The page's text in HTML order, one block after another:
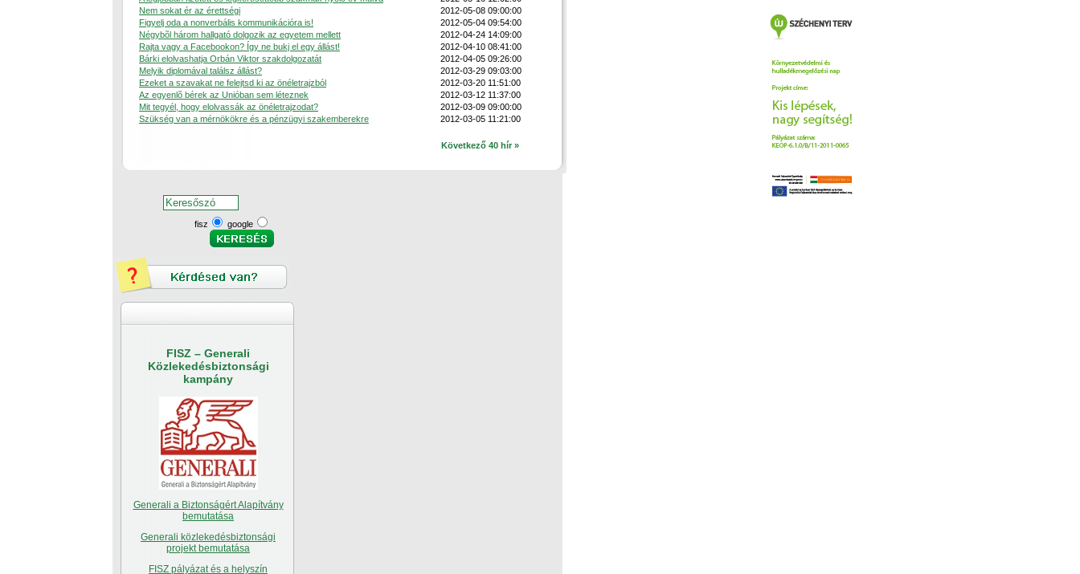
Nem sokat ér az érettségi
2012-05-08 09:00:00
Figyelj oda a nonverbális kommunikációra is!
2012-05-04 09:54:00
Négybõl három hallgató dolgozik az egyetem mellett
2012-04-24 14:09:00
Rajta vagy a Facebookon? Így ne bukj el egy állást!
2012-04-10 08:41:00
Bárki elolvashatja Orbán Viktor szakdolgozatát
2012-04-05 09:26:00
Melyik diplomával találsz állást?
2012-03-29 09:03:00
Ezeket a szavakat ne felejtsd ki az önéletrajzból
2012-03-20 11:51:00
Az egyenlõ bérek az Unióban sem léteznek
2012-03-12 11:37:00
Mit tegyél, hogy elolvassák az önéletrajzodat?
2012-03-09 09:00:00
Szükség van a mérnökökre és a pénzügyi szakemberekre
2012-03-05 11:21:00
Következő 40 hír »
fisz google
FISZ – Generali
Közlekedésbiztonsági
kampány
Generali a Biztonságért Alapítvány
bemutatása
Generali közlekedésbiztonsági
projekt bemutatása
FISZ pályázat és a helyszín